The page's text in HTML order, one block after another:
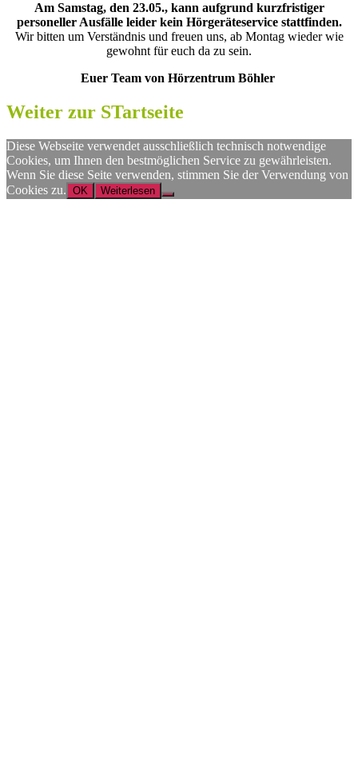
Am Samstag, den 23.05., kann aufgrund kurzfristiger
personeller Ausfälle leider kein Hörgeräteservice stattfinden.
Wir bitten um Verständnis und freuen uns, ab Montag wieder wie
gewohnt für euch da zu sein.
Euer Team von Hörzentrum Böhler
Weiter zur STartseite
Diese Webseite verwendet ausschließlich technisch notwendige
Cookies, um Ihnen den bestmöglichen Service zu gewährleisten.
Wenn Sie diese Seite verwenden, stimmen Sie der Verwendung von
Cookies zu. OK Weiterlesen